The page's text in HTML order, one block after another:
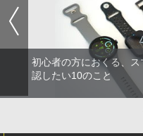
初心者の方におくる、
認したい10のこと